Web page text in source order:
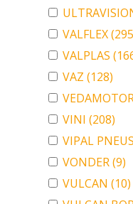
VALFLEX
VALPLAS
VAZ (128)
VINI (208)
VIPAL PNEUS
VONDER(9)
VULCAN (10)